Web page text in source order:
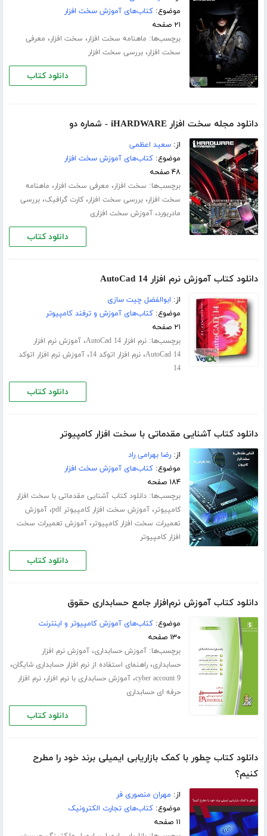
موضوع:کتاب‌های آموزش سخت افزار
۲۱ صفحه
برچسب‌ها: ماهنامه سخت افزار، سخت افزار، معرفی
سخت افزار،بررسی سخت افزار
دانلود کتاب
دانلود مجله سخت افزار iHARDWARE - شماره دو
از:سعید اعظمی
موضوع:کتاب‌های آموزش سخت افزار
۴۸ صفحه
برچسب‌ها: سخت افزار، معرفی سخت افزار، ماهنامه
سخت افزار،بررسی سخت افزار،کارت گرافیک،بررسی
مادربورد،آموزش سخت افزاری
دانلود کتاب
دانلود کتاب آموزش نرم افزار AutoCad 14
از: ابوالفضل چیت سازی
موضوع:کتاب‌های آموزش و ترفند کامپیوتر
۲۱ صفحه
برچسب‌ها:نرم افزار AutoCad 14 ،آموزش نرم افزار
AutoCad 14،نرم افزار اتوکد 14 ،آموزش نرم افزار اتوکد
14
دانلود کتاب
دانلود کتاب آشنایی مقدماتی با سخت افزار کامپیوتر
از:رضا بهرامی راد
موضوع:کتاب‌های آموزش سخت افزار
۱۸۴ صفحه
برچسب‌ها:دانلود کتاب آشنایی مقدماتی با سخت افزار
کامپیوتر،آموزش سخت افزار کامپیوتر pdf ،آموزش
تعمیرات سخت افزار کامپیوتر،آموزش تعمیرات سخت
افزار کامپیوتر
دانلود کتاب
دانلود کتاب آموزش نرم‌افزار جامع حسابداری حقوق
موضوع:کتاب‌های آموزش کامپیوتر و اینترنت
۱۳۰ صفحه
برچسب‌ها:آموزش حسابداری،آموزش نرم افزار
حسابداری،راهنمای استفاده از نرم افزار حسابداری شایگان،
cyber account 9،آموزش حسابداری با نرم افزار،نرم افزار
حرفه ای حسابداری
دانلود کتاب
دانلود کتاب چطور با کمک بازاریابی ایمیلی برند خود را مطرح
کنیم؟
از: مهران منصوری فر
موضوع:کتاب‌های تجارت الکترونیک
۱۱ صفحه